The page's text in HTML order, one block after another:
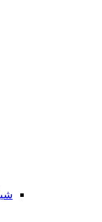
8S
2018
2018
7S
2017
شیائومی – XIAOMI